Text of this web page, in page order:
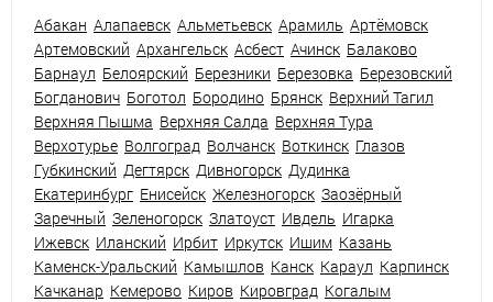
Абакан Алапаевск Альметьевск Арамиль Артёмовск
Артемовский Архангельск Асбест Ачинск Балаково
Барнаул Белоярский Березники Березовка Березовский
Богданович Боготол Бородино Брянск Верхний Тагил
Верхняя Пышма Верхняя Салда Верхняя Тура
Верхотурье Волгоград Волчанск Воткинск Глазов
Губкинский Дегтярск Дивногорск Дудинка
Екатеринбург Енисейск Железногорск Заозёрный
Заречный Зеленогорск Златоуст Ивдель Игарка
Ижевск Иланский Ирбит Иркутск Ишим Казань
Каменск-Уральский Камышлов Канск Караул Карпинск
Качканар Кемерово Киров Кировград Когалым